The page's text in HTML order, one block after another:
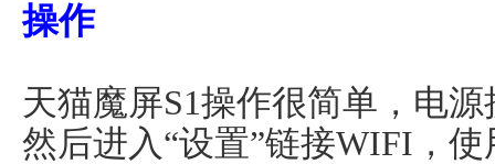
操作
天猫魔屏S1操作很简单，电
然后进入“设置”链接WIFI，